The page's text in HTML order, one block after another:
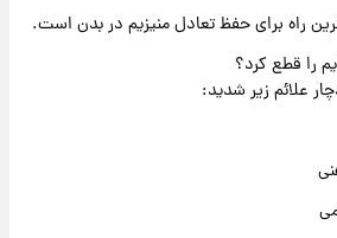
راه برای حفظ تعادل منیزیم در بدن است.
را قطع کرد؟
علائم زیر شدید: